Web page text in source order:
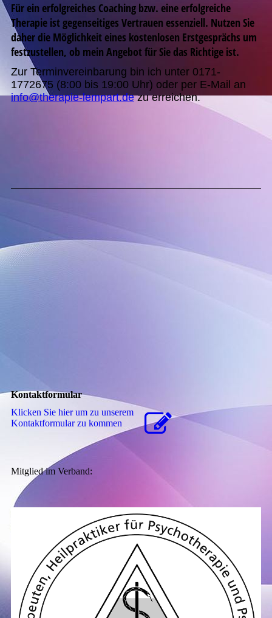
Für ein erfolgreiches Coaching bzw. eine erfolgreiche
Therapie ist gegenseitiges Vertrauen essenziell. Nutzen Sie
daher die Möglichkeit eines kostenlosen Erstgesprächs um
festzustellen, ob mein Angebot für Sie das Richtige ist.
Zur Terminvereinbarung bin ich unter 0171-
1772675 (8:00 bis 19:00 Uhr) oder per E-Mail an
info@therapie-lempart.dezu erreichen.
Kontaktformular
Klicken Sie hier um zu unserem
Kon­takt­for­mu­lar zu kommen
Mitglied im Verband: